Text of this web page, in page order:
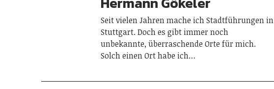
Seit vielen Jahren mache ich Stadtführungen in
Stuttgart. Doch es gibt immer noch
unbekannte, überraschende Orte für mich.
Solch einen Ort habe ich…